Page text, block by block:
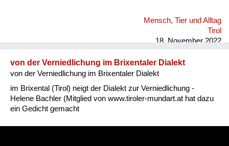
Mensch, Tier und Alltag
Tirol
18. November 2022
von der Verniedlichung im Brixentaler Dialekt
von der Verniedlichung im Brixentaler Dialekt
im Brixental (Tirol) neigt der Dialekt zur Verniedlichung -
Helene Bachler (Mitglied von www.tiroler-mundart.at hat dazu
ein Gedicht gemacht